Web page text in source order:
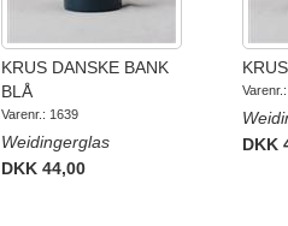
KRUS DANSKE BANK
BLÅ
Varenr.: 1639
Weidingerglas
DKK 44,00
DKK